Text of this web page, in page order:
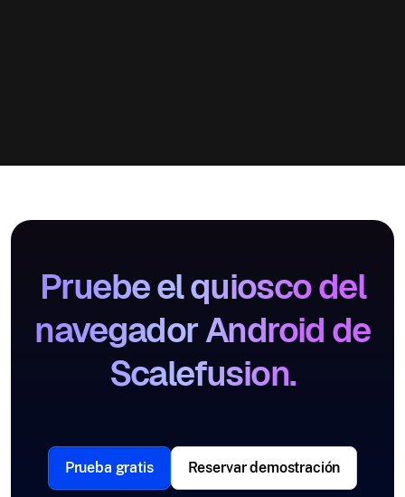
Pruebe el quiosco del
navegador Android de
Scalefusion.
Prueba gratis Reservar demostración